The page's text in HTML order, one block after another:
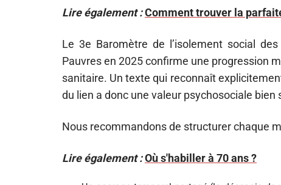
Lire également :Comment trouver la
Le 3e Baromètre de l’isolement social
Pauvres en 2025 confirme une progression
sanitaire. Un texte qui reconnaît
du lien a donc une valeur psychosociale
Nous recommandons de structurer chaque
Lire également :Où s'habiller à 70 ans ?